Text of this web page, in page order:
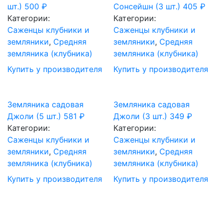
шт.) 500 ₽
Категории:
Саженцы клубники и
земляники, Средняя
земляника (клубника)
Купить у производителя
Сонсейшн (3 шт.) 405₽
Категории:
Саженцы клубники и
земляники, Средняя
земляника (клубника)
Купить у производителя
Земляника садовая
Джоли (5 шт.) 581 ₽
Категории:
Саженцы клубники и
земляники, Средняя
земляника (клубника)
Купить у производителя
Земляника садовая
Джоли (3 шт.) 349₽
Категории:
Саженцы клубники и
земляники, Средняя
земляника (клубника)
Купить у производителя